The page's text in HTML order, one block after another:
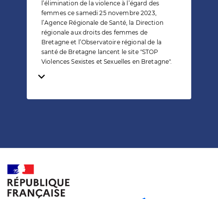
l’élimination de la violence à l’égard des
femmes ce samedi 25 novembre 2023,
l’Agence Régionale de Santé, la Direction
régionale aux droits des femmes de
Bretagne et l’Observatoire régional de la
santé de Bretagne lancent le site "STOP
Violences Sexistes et Sexuelles en Bretagne".
Temps de lecture